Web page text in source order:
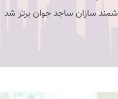
سازان ساجد جوان برتر شد